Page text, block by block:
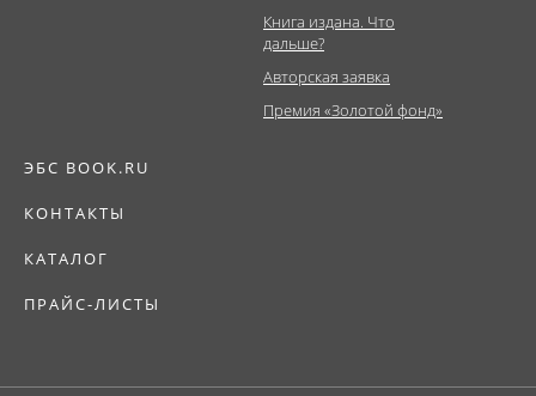
Книга издана. Что
дальше?
Авторская заявка
Премия «Золотой фонд»
ЭБС BOOK.RU
КОНТАКТЫ
КАТАЛОГ
ПРАЙС-ЛИСТЫ